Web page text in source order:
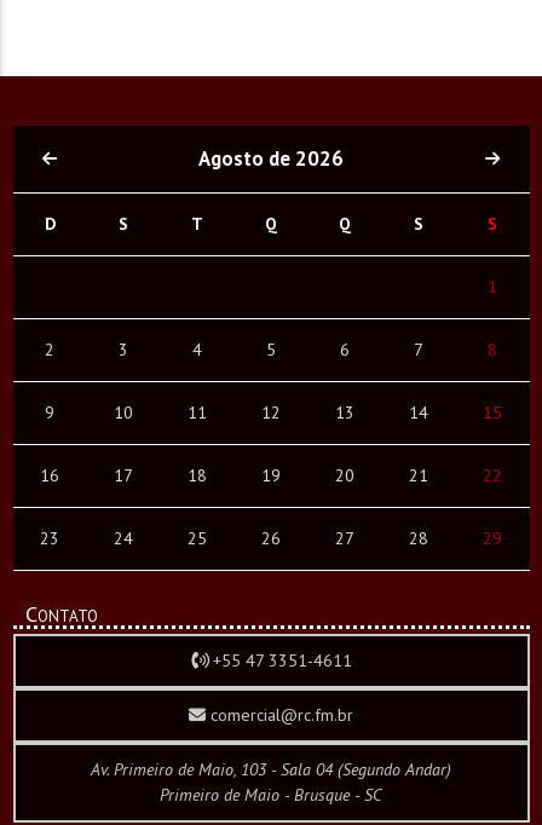
Agosto de 2026
D S T Q Q S S
1
2 3 4 5 6 7 8
9 10 11 12 13 14 15
16 17 18 19 20 21 22
23 24 25 26 27 28 29
Contato
+55 47 3351-4611
comercial@rc.fm.br
Av. Primeiro de Maio, 103 - Sala 04 (Segundo Andar)
Primeiro de Maio - Brusque - SC